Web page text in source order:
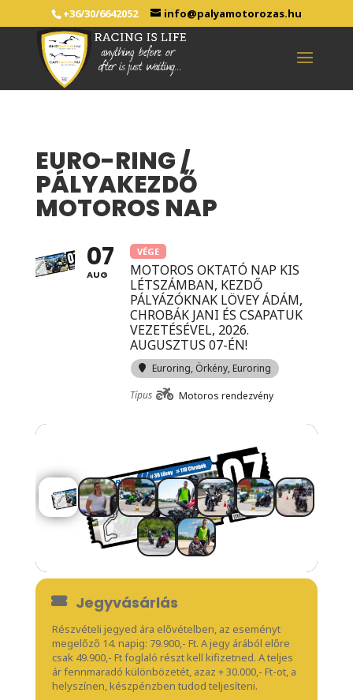
+36/30/6642052 info@palyamotorozas.hu
EURO-RING /
PÁLYAKEZDŐ
MOTOROS NAP
07
AUG
VÉGE
MOTOROS OKTATÓ NAP KIS
LÉTSZÁMBAN, KEZDŐ
PÁLYÁZÓKNAK LÖVEY ÁDÁM,
CHROBÁK JANI ÉS CSAPATUK
VEZETÉSÉVEL, 2026.
AUGUSZTUS 07-ÉN!
Euroring, Örkény, Euroring
Típus
Motoros rendezvény
Jegyvásárlás
Részvételi jegyed ára elővételben, az eseményt
megelőző 14. napig: 79.900,- Ft. A jegy árából előre
csak 49.900,- Ft foglaló részt kell kifizetned. A teljes
ár fennmaradó különbözetét, azaz + 30.000,- Ft-ot, a
helyszínen, készpénzben tudod teljesíteni.